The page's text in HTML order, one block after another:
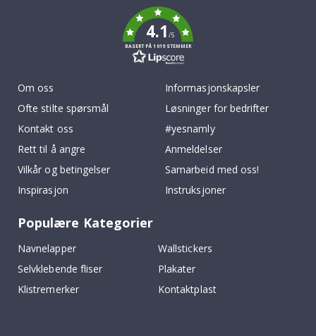
4.1/5
BASERT PÅ 1019 STEMMER
Om oss
Ofte stilte spørsmål
Kontakt oss
Rett til å angre
Vilkår og betingelser
Inspirasjon
Informasjonskapsler
Løsninger for bedrifter
#yesnamly
Anmeldelser
Samarbeid med oss!
Instruksjoner
Populære Kategorier
Navnelapper
Wallstickers
Selvklebende fliser
Plakater
Klistremerker
Kontaktplast